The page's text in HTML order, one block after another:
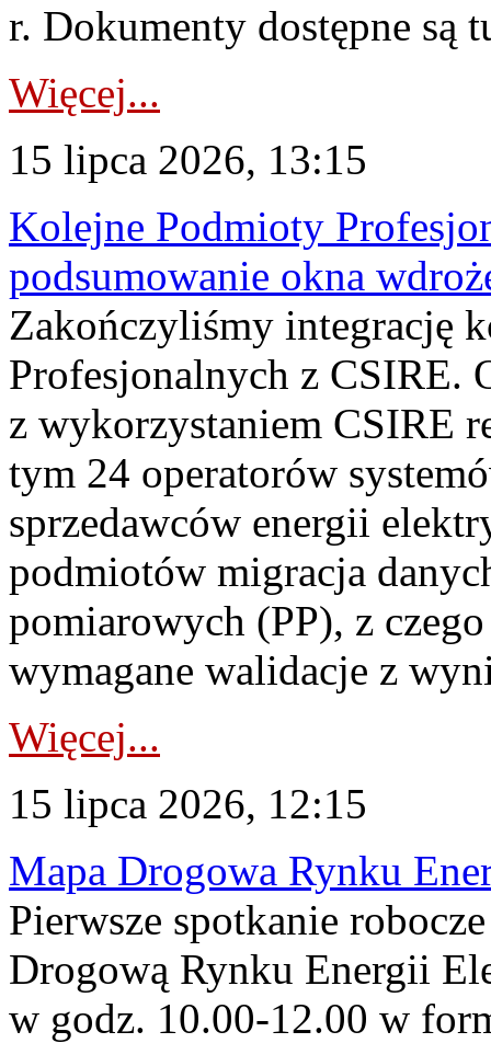
r. Dokumenty dostępne są
Więcej...
15 lipca 2026, 13:15
Kolejne Podmioty
podsumowanie okna
Zakończyliśmy integrację
Profesjonalnych z CSIRE.
z wykorzystaniem CSIRE
tym 24 operatorów
sprzedawców energii
podmiotów migracja
pomiarowych (PP), z
wymagane walidacje z
Więcej...
15 lipca 2026, 12:15
Mapa Drogowa Rynku
Pierwsze spotkanie
Drogową Rynku Energii
w godz. 10.00-12.00 w